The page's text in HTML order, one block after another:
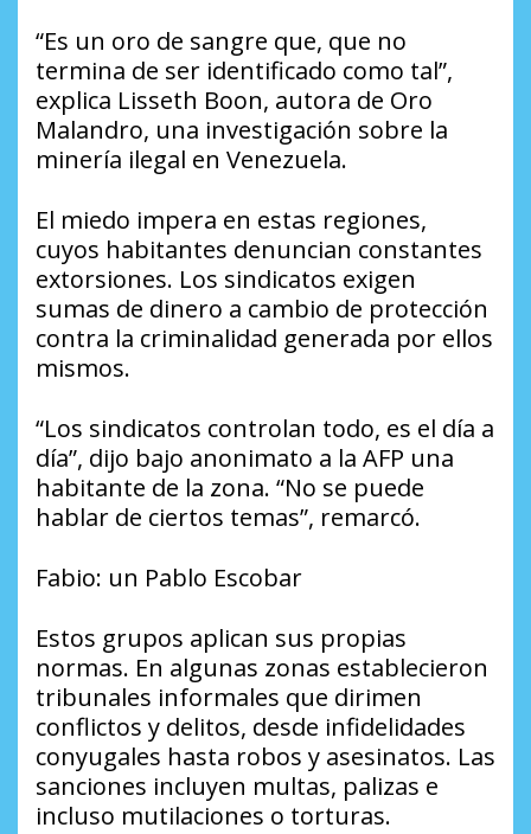
“Es un oro de sangre que, que no
termina de ser identificado como tal”,
explica Lisseth Boon, autora de Oro
Malandro, una investigación sobre la
minería ilegal en Venezuela.
El miedo impera en estas regiones,
cuyos habitantes denuncian constantes
extorsiones. Los sindicatos exigen
sumas de dinero a cambio de protección
contra la criminalidad generada por ellos
mismos.
“Los sindicatos controlan todo, es el día a
día”, dijo bajo anonimato a la AFP una
habitante de la zona. “No se puede
hablar de ciertos temas”, remarcó.
Fabio: un Pablo Escobar
Estos grupos aplican sus propias
normas. En algunas zonas establecieron
tribunales informales que dirimen
conflictos y delitos, desde infidelidades
conyugales hasta robos y asesinatos. Las
sanciones incluyen multas, palizas e
incluso mutilaciones o torturas.